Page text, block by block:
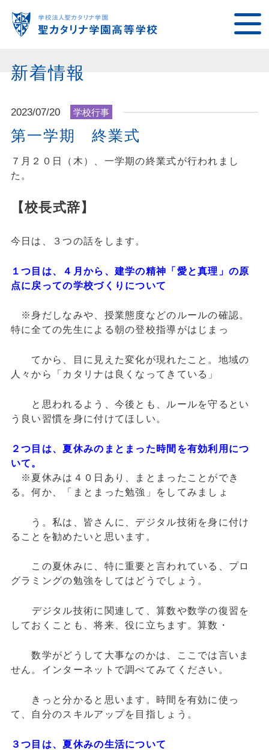
新着情報
2023/07/20 学校行事
第一学期 終業式
７月２０日（木）、一学期の終業式が行われまし
た。
【校長式辞】
今日は、３つの話をします。
１つ目は、４月から、建学の精神「愛と真理」の原
点に戻っての学校づくりについて
※身だしなみや、授業態度などのルールの確認。
特に全ての先生による朝の登校指導がはじまっ
てから、目に見えた変化が現れたこと。 地域の
人々から「カタリナは良くなってきている」
と思われるよう、今後とも、ルールを守るとい
う良い習慣を身に付けてほしい。
２つ目は、夏休みのまとまった時間を有効利用につ
いて。
※夏休みは４０日あり、まとまったことができ
る。何か、「まとまった勉強」をしてみましょ
う。私は、皆さんに、デジタル技術を身に付け
ることを勧めたいと思います。
この夏休みに、特に重要と言われている、プロ
グラミングの勉強をしてはどうでしょう。
デジタル技術に関連して、算数や数学の復習を
しておくことも、将来、役に立ちます。算数・
数学がどうして大事なのかは、ここ では言いま
せん。インターネットで調べてみてください。
きっと分かると思います。 時間を有効に使っ
て、自分のスキルアップを目指しょう。
３つ目は、夏休みの生活について